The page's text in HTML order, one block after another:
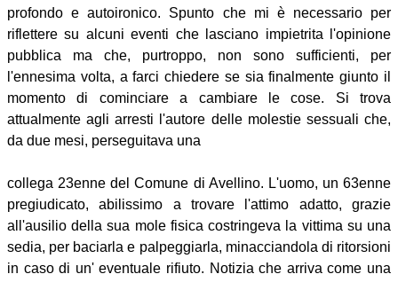
profondo e autoironico. Spunto che mi è necessario per
riflettere su alcuni eventi che lasciano impietrita l'opinione
pubblica ma che, purtroppo, non sono sufficienti, per
l'ennesima volta, a farci chiedere se sia finalmente giunto il
momento di cominciare a cambiare le cose. Si trova
attualmente agli arresti l'autore delle molestie sessuali che,
da due mesi, perseguitava una
collega 23enne del Comune di Avellino. L'uomo, un 63enne
pregiudicato, abilissimo a trovare l'attimo adatto, grazie
all'ausilio della sua mole fisica costringeva la vittima su una
sedia, per baciarla e palpeggiarla, minacciandola di ritorsioni
in caso di un' eventuale rifiuto. Notizia che arriva come una